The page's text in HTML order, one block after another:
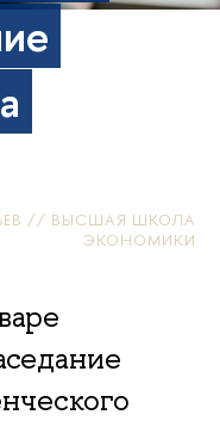
// ВЫСШАЯ ШКОЛА
ЭКОНОМИКИ